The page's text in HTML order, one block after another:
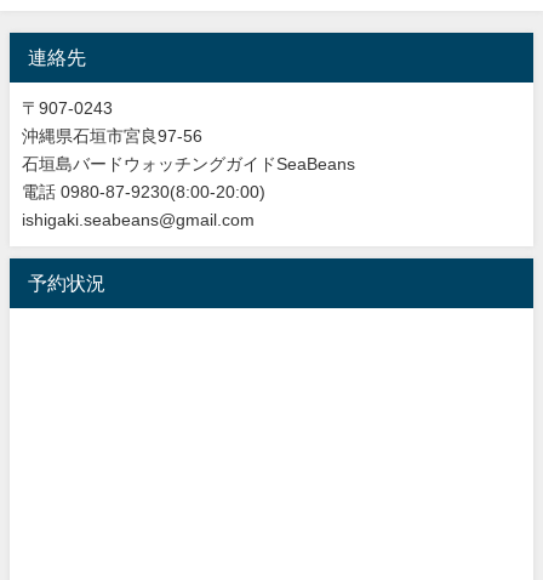
連絡先
〒907-0243
沖縄県石垣市宮良97-56
石垣島バードウォッチングガイドSeaBeans
電話 0980-87-9230(8:00-20:00)
ishigaki.seabeans@gmail.com
予約状況